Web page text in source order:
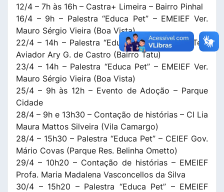
12/4 – 7h às 16h – Castra+ Limeira – Bairro Pinhal
16/4 – 9h – Palestra “Educa Pet” – EMEIEF Ver.
Mauro Sérgio Vieira (Boa Vista)
22/4 – 14h – Palestra “Educa Pet” – EMEIEF Ten.
Aviador Ary G. de Castro (Bairro Tatu)
23/4 – 14h – Palestra “Educa Pet” – EMEIEF Ver.
Mauro Sérgio Vieira (Boa Vista)
25/4 – 9h às 12h – Evento de Adoção – Parque
Cidade
28/4 – 9h e 13h30 – Contação de histórias – CI Lia
Maura Mattos Silveira (Vila Camargo)
28/4 – 15h30 – Palestra “Educa Pet” – CEIEF Gov.
Mário Covas (Parque Res. Belinha Ometto)
29/4 – 10h20 – Contação de histórias – EMEIEF
Profa. Maria Madalena Vasconcellos da Silva
30/4 – 15h20 – Palestra “Educa Pet” – EMEIEF